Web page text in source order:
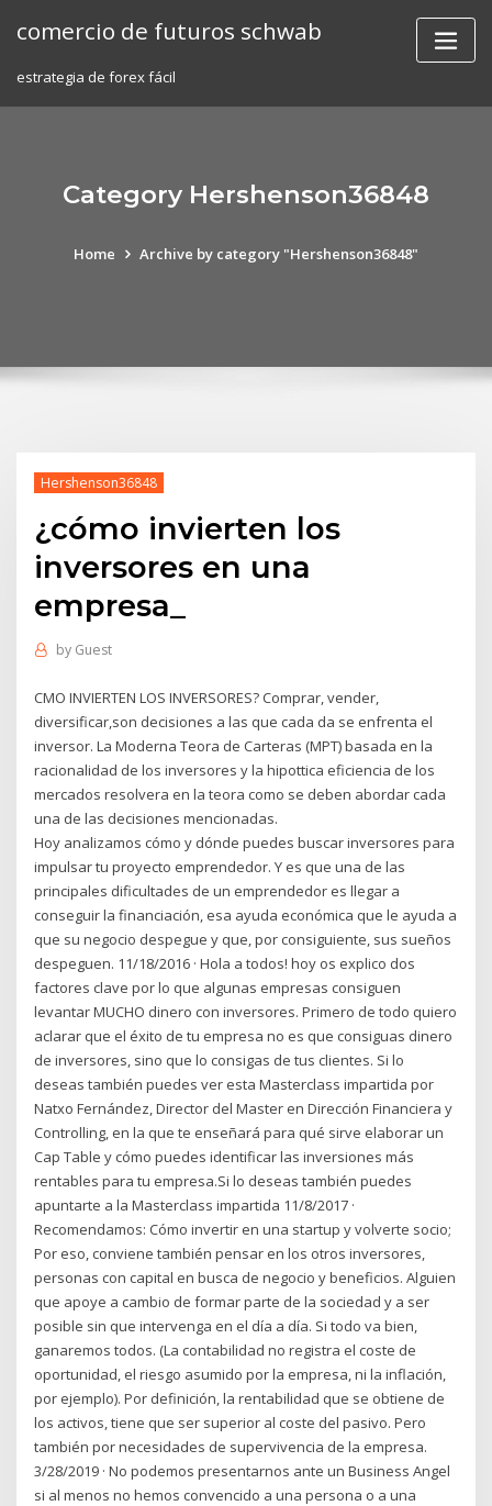
comercio de futuros schwab
estrategia de forex fácil
Category Hershenson36848
Home Archive by category "Hershenson36848"
Hershenson36848
¿cómo invierten los
inversores en una
empresa_
by Guest
CMO INVIERTEN LOS INVERSORES? Comprar, vender,
diversificar,son decisiones a las que cada da se enfrenta el
inversor. La Moderna Teora de Carteras (MPT) basada en la
racionalidad de los inversores y la hipottica eficiencia de los
mercados resolvera en la teora como se deben abordar cada
una de las decisiones mencionadas.
Hoy analizamos cómo y dónde puedes buscar inversores para
impulsar tu proyecto emprendedor. Y es que una de las
principales dificultades de un emprendedor es llegar a
conseguir la financiación, esa ayuda económica que le ayuda a
que su negocio despegue y que, por consiguiente, sus sueños
despeguen. 11/18/2016 · Hola a todos! hoy os explico dos
factores clave por lo que algunas empresas consiguen
levantar MUCHO dinero con inversores. Primero de todo quiero
aclarar que el éxito de tu empresa no es que consiguas dinero
de inversores, sino que lo consigas de tus clientes. Si lo
deseas también puedes ver esta Masterclass impartida por
Natxo Fernández, Director del Master en Dirección Financiera y
Controlling, en la que te enseñará para qué sirve elaborar un
Cap Table y cómo puedes identificar las inversiones más
rentables para tu empresa.Si lo deseas también puedes
apuntarte a la Masterclass impartida 11/8/2017 ·
Recomendamos: Cómo invertir en una startup y volverte socio;
Por eso, conviene también pensar en los otros inversores,
personas con capital en busca de negocio y beneficios. Alguien
que apoye a cambio de formar parte de la sociedad y a ser
posible sin que intervenga en el día a día. Si todo va bien,
ganaremos todos. (La contabilidad no registra el coste de
oportunidad, el riesgo asumido por la empresa, ni la inflación,
por ejemplo). Por definición, la rentabilidad que se obtiene de
los activos, tiene que ser superior al coste del pasivo. Pero
también por necesidades de supervivencia de la empresa.
3/28/2019 · No podemos presentarnos ante un Business Angel
si al menos no hemos convencido a una persona o a una